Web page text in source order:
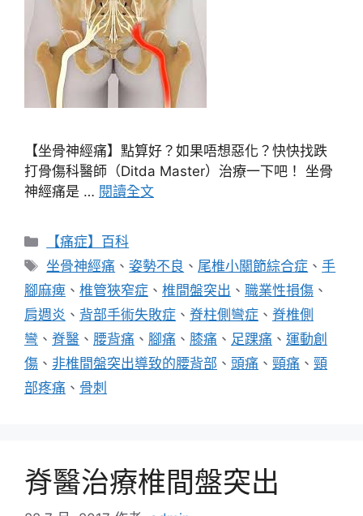
【坐骨神經痛】點算好？如果唔想惡化？快快找跌
打骨傷科醫師（Ditda Master）治療一下吧！ 坐骨
神經痛是 … 閱讀全文
分
類
【痛症】百科
標
籤
坐骨神經痛 、姿勢不良 、 尾椎小關節綜合症 、手
腳麻痺 、 椎管狹窄症 、 椎間盤突出 、 職業性損傷 、
肩週炎 、 背部手術失敗症 、 脊柱側彎症 、 脊椎側
彎 、 脊醫 、 腰背痛 、 腳痛 、 膝痛 、 足踝痛 、 運動創
傷 、 非椎間盤突出導致的腰背部 、 頭痛 、 頸痛 、 頸
部疼痛 、 骨刺
脊醫治療椎間盤突出